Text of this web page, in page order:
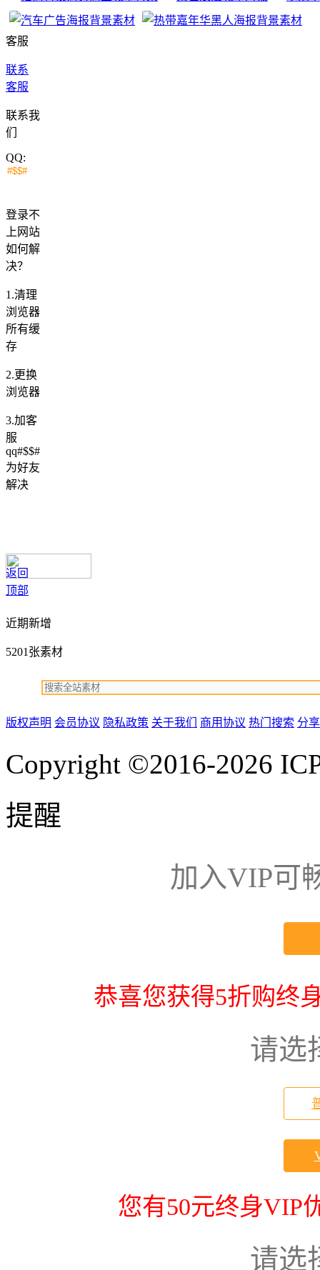
客服
联系
客服
联系我
们
QQ:
登录不
上网站
如何解
决？
1.清理
浏览器
所有缓
存
2.更换
浏览器
3.加客
服
qq#$$#
为好友
解决
返回
顶部
近期新增
5201张素材
版权声明 会员协议 隐私政策 关于我们 商用协议 热门搜索 分
Copyright ©2016-2026
提醒
加入VIP可
恭喜您获得5折购终
请选
您有50元终身VIP
请选